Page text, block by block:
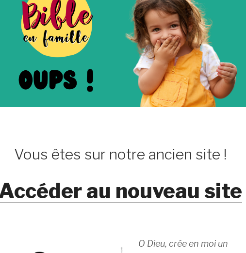
Vous êtes sur notre ancien site !
au nouveau site
O Dieu, crée en moi un